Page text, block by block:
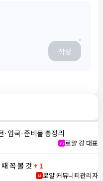
작성
·입국·준비물 총정리
m 로얄 강 대표
꼭 볼 것 + 1
M 로얄 커뮤니티관리자